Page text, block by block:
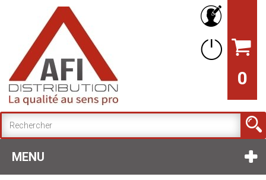
0
MENU